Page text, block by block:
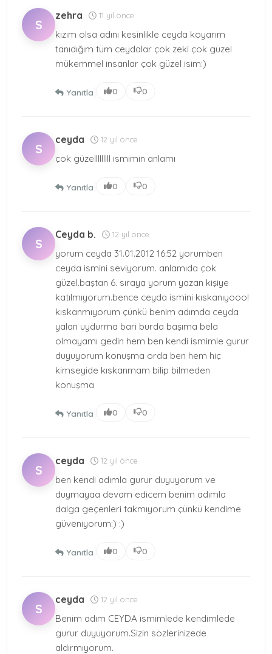
S
zehra 11 yıl önce
kızım olsa adını kesinlikle ceyda koyarım
tanıdığım tüm ceydalar çok zeki çok güzel
mükemmel insanlar çok güzel isim:)
Yanıtla 0 0
S
ceyda 12 yıl önce
çok güzelllllllll ismimin anlamı
Yanıtla 0 0
S
Ceyda b. 12 yıl önce
yorum ceyda 31.01.2012 16:52 yorumben
ceyda ismini seviyorum. anlamıda çok
güzel.baştan 6. sıraya yorum yazan kişiye
katılmıyorum.bence ceyda ismini kıskanıyooo!
kıskanmıyorum çünkü benim adımda ceyda
yalan uydurma bari burda başıma bela
olmayamı gedin hem ben kendi ismimle gurur
duyuyorum konuşma orda ben hem hiç
kimseyide kıskanmam bilip bilmeden
konuşma
Yanıtla 0 0
S
ceyda 12 yıl önce
ben kendi adımla gurur duyuyorum ve
duymayaa devam edicem benim adımla
dalga geçenleri takmıyorum çünkü kendime
güveniyorum:) :)
Yanıtla 0 0
S
ceyda 12 yıl önce
Benim adım CEYDA ismimlede kendimlede
gurur duyuyorum.Sizin sözlerinizede
aldırmıyorum.